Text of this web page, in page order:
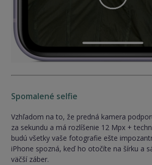
Spomalené selfie
Vzhľadom na to, že predná kamera
za sekundu a má rozlíšenie 12 Mpx +
budú všetky vaše fotografie ešte
iPhone spozná, keď ho otočíte na šírku a
väčší záber.